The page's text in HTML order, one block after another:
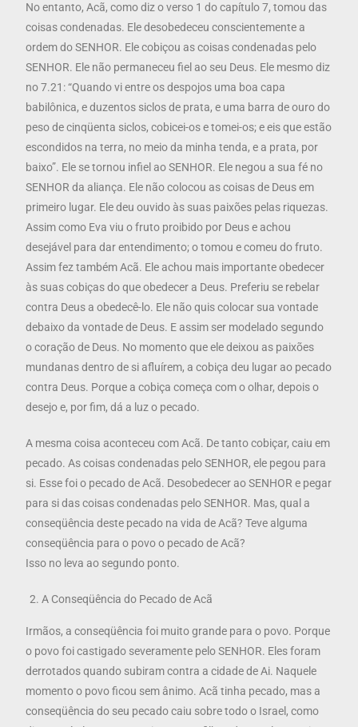
No entanto, Acã, como diz o verso 1 do capítulo 7, tomou das
coisas condenadas. Ele desobedeceu conscientemente a
ordem do SENHOR. Ele cobiçou as coisas condenadas pelo
SENHOR. Ele não permaneceu fiel ao seu Deus. Ele mesmo diz
no 7.21: “Quando vi entre os despojos uma boa capa
babilônica, e duzentos siclos de prata, e uma barra de ouro do
peso de cinqüenta siclos, cobicei-os e tomei-os; e eis que estão
escondidos na terra, no meio da minha tenda, e a prata, por
baixo”. Ele se tornou infiel ao SENHOR. Ele negou a sua fé no
SENHOR da aliança. Ele não colocou as coisas de Deus em
primeiro lugar. Ele deu ouvido às suas paixões pelas riquezas.
Assim como Eva viu o fruto proibido por Deus e achou
desejável para dar entendimento; o tomou e comeu do fruto.
Assim fez também Acã. Ele achou mais importante obedecer
às suas cobiças do que obedecer a Deus. Preferiu se rebelar
contra Deus a obedecê-lo. Ele não quis colocar sua vontade
debaixo da vontade de Deus. E assim ser modelado segundo
o coração de Deus. No momento que ele deixou as paixões
mundanas dentro de si afluírem, a cobiça deu lugar ao pecado
contra Deus. Porque a cobiça começa com o olhar, depois o
desejo e, por fim, dá a luz o pecado.
A mesma coisa aconteceu com Acã. De tanto cobiçar, caiu em
pecado. As coisas condenadas pelo SENHOR, ele pegou para
si. Esse foi o pecado de Acã. Desobedecer ao SENHOR e pegar
para si das coisas condenadas pelo SENHOR. Mas, qual a
conseqüência deste pecado na vida de Acã? Teve alguma
conseqüência para o povo o pecado de Acã?
Isso no leva ao segundo ponto.
A Conseqüência do Pecado de Acã
Irmãos, a conseqüência foi muito grande para o povo. Porque
o povo foi castigado severamente pelo SENHOR. Eles foram
derrotados quando subiram contra a cidade de Ai. Naquele
momento o povo ficou sem ânimo. Acã tinha pecado, mas a
conseqüência do seu pecado caiu sobre todo o Israel, como